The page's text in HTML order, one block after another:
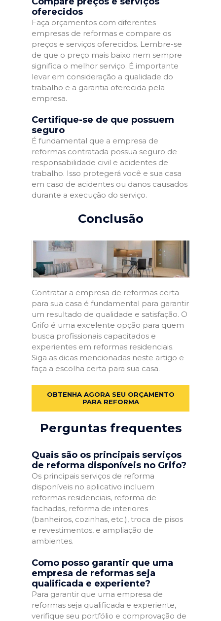
oferecidos
Faça orçamentos com diferentes
empresas de reformas e compare os
preços e serviços oferecidos. Lembre-se
de que o preço mais baixo nem sempre
significa o melhor serviço. É importante
levar em consideração a qualidade do
trabalho e a garantia oferecida pela
empresa.
Certifique-se de que possuem
seguro
É fundamental que a empresa de
reformas contratada possua seguro de
responsabilidade civil e acidentes de
trabalho. Isso protegerá você e sua casa
em caso de acidentes ou danos causados
durante a execução do serviço.
Conclusão
Contratar a empresa de reformas certa
para sua casa é fundamental para garantir
um resultado de qualidade e satisfação. O
Grifo é uma excelente opção para quem
busca profissionais capacitados e
experientes em reformas residenciais.
Siga as dicas mencionadas neste artigo e
faça a escolha certa para sua casa.
OBTENHA AGORA SEU ORÇAMENTO
PARA REFORMA
Perguntas frequentes
Quais são os principais serviços
de reforma disponíveis no Grifo?
Os principais serviços de reforma
disponíveis no aplicativo incluem
reformas residenciais, reforma de
fachadas, reforma de interiores
(banheiros, cozinhas, etc.), troca de pisos
e revestimentos, e ampliação de
ambientes.
Como posso garantir que uma
empresa de reformas seja
qualificada e experiente?
Para garantir que uma empresa de
reformas seja qualificada e experiente,
verifique seu portfólio e comprovação de